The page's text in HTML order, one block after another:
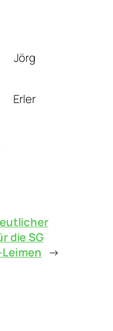
Jörg
die SG
→